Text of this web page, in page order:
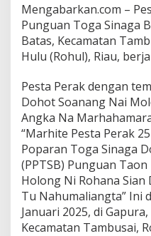
Mengabarkan.com –
Punguan Toga Sinaga
Batas, Kecamatan
Hulu (Rohul), Riau,
Pesta Perak dengan
Dohot Soanang Nai
Angka Na
“Marhite Pesta Perak
Poparan Toga Sinaga
(PPTSB) Punguan
Holong Ni Rohana
Tu Nahumaliangta” Ini
Januari 2025, di
Kecamatan Tambusai,